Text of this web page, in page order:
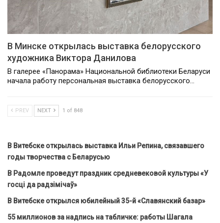
В Минске открылась выставка белорусского
художника Виктора Данилова
В галерее «Панорама» Национальной библиотеки Беларуси
начала работу персональная выставка белорусского…
PREV NEXT 1 of 848
В Витебске открылась выставка Ильи Репина, связавшего
годы творчества с Беларусью
В Радомле проведут праздник средневековой культуры «У
госці да радзімічаў»
В Витебске открылся юбилейный 35-й «Славянский базар»
55 миллионов за надпись на табличке: работы Шагала